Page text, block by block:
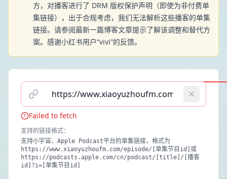
方，对播客进行了 DRM 版权保护声明（即使为非付费单
集链接），出于合规考虑，我们无法解析这些播客的单集
链接。请参阅最新一篇博客文章提示了解该调整和替代方
案。感谢小红书用户“vivi”的反馈。
请输入播客单集链接（支持小宇宙、Apple Podcast）
Failed to fetch
支持的链接格式：
支持小宇宙、Apple Podcast平台的单集链接，格式为
https://www.xiaoyuzhoufm.com/episode/[单集节目id]或
https://podcasts.apple.com/cn/podcast/[title]/[播客
id]?i=[单集节目id]